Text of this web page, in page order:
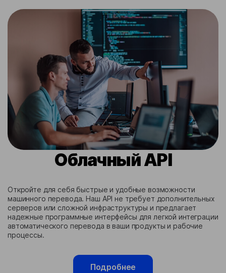
Облачный API
Откройте для себя быстрые и удобные возможности
машинного перевода. Наш API не требует дополнительных
серверов или сложной инфраструктуры и предлагает
надежные программные интерфейсы для легкой интеграции
автоматического перевода в ваши продукты и рабочие
процессы.
Подробнее